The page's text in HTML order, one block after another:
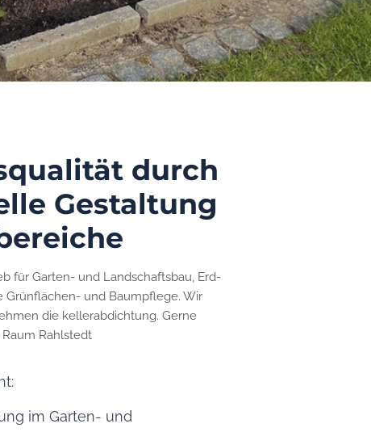
durch
Gestaltung
für Garten- und Landschaftsbau, Erd-
Grünflächen- und Baumpflege. Wir
die kellerabdichtung. Gerne
Rahlstedt
im Garten- und